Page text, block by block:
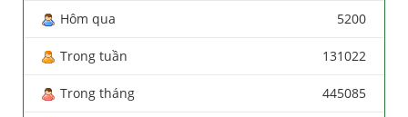
Hôm qua 5200
Trong tuần 131022
Trong tháng 445085